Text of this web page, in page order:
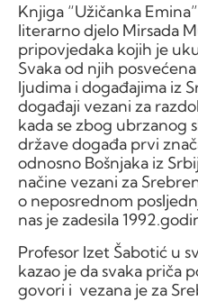
Knjiga “Užičanka
literarno djelo Mirsada
pripovjedaka kojih je
Svaka od njih
ljudima i događajima iz
događaji vezani za
kada se zbog ubrzanog
države događa prvi
odnosno Bošnjaka iz
načine vezani za
o neposrednom
nas je zadesila
Profesor Izet Šabotić u
kazao je da svaka priča
govori i vezana je za